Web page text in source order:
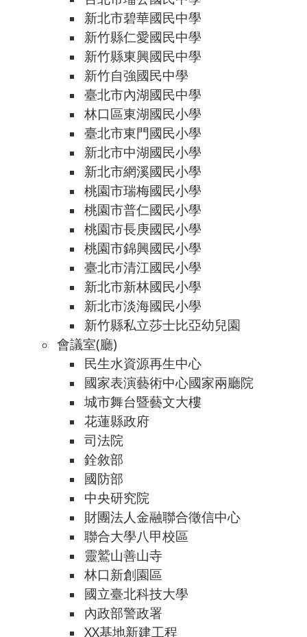
新北市碧華國民中學
新竹縣仁愛國民中學
新竹縣東興國民中學
新竹自強國民中學
臺北市內湖國民中學
林口區東湖國民小學
臺北市東門國民小學
新北市中湖國民小學
新北市網溪國民小學
桃園市瑞梅國民小學
桃園市普仁國民小學
桃園市長庚國民小學
桃園市錦興國民小學
臺北市清江國民小學
新北市新林國民小學
新北市淡海國民小學
新竹縣私立莎士比亞幼兒園
會議室(廳)
民生水資源再生中心
國家表演藝術中心國家兩廳院
城市舞台暨藝文大樓
花蓮縣政府
司法院
銓敘部
國防部
中央研究院
財團法人金融聯合徵信中心
聯合大學八甲校區
靈鷲山善山寺
林口新創園區
國立臺北科技大學
內政部警政署
XX基地新建工程